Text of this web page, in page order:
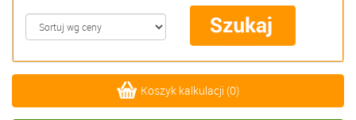
Koszyk kalkulacji (0)